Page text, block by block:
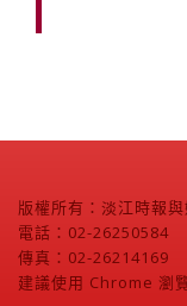
版權所有：淡江時報
電話：02-26250584
傳真：02-26214169
建議使用 Chrome 瀏